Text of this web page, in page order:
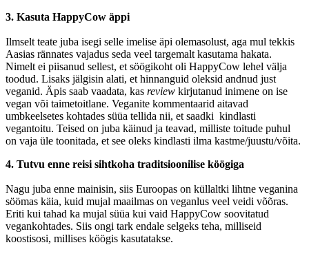
3. Kasuta HappyCow äppi
Ilmselt teate juba isegi selle imelise äpi olemasolust, aga mul tekkis
Aasias rännates vajadus seda veel targemalt kasutama hakata.
Nimelt ei piisanud sellest, et söögikoht oli HappyCow lehel välja
toodud. Lisaks jälgisin alati, et hinnanguid oleksid andnud just
veganid. Äpis saab vaadata, kas review kirjutanud inimene on ise
vegan või taimetoitlane. Veganite kommentaarid aitavad
umbkeelsetes kohtades süüa tellida nii, et saadki kindlasti
vegantoitu. Teised on juba käinud ja teavad, milliste toitude puhul
on vaja üle toonitada, et see oleks kindlasti ilma kastme/juustu/võita.
4. Tutvu enne reisi sihtkoha traditsioonilise köögiga
Nagu juba enne mainisin, siis Euroopas on küllaltki lihtne veganina
söömas käia, kuid mujal maailmas on veganlus veel veidi võõras.
Eriti kui tahad ka mujal süüa kui vaid HappyCow soovitatud
vegankohtades. Siis ongi tark endale selgeks teha, milliseid
koostisosi, millises köögis kasutatakse.